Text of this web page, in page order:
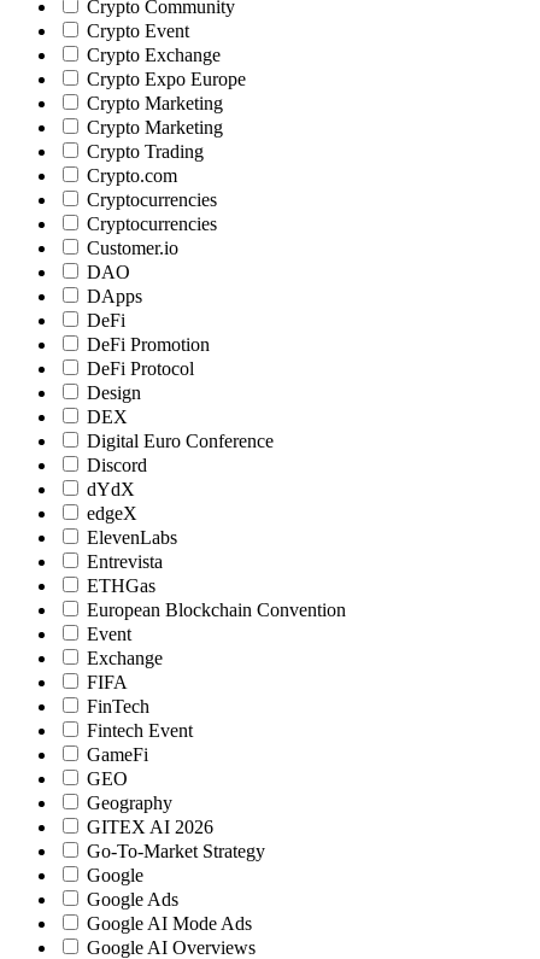
Crypto Community
Crypto Event
Crypto Exchange
Crypto Expo Europe
Crypto Marketing
Crypto Marketing
Crypto Trading
Crypto.com
Cryptocurrencies
Cryptocurrencies
Customer.io
DAO
DApps
DeFi
DeFi Promotion
DeFi Protocol
Design
DEX
Digital Euro Conference
Discord
dYdX
edgeX
ElevenLabs
Entrevista
ETHGas
European Blockchain Convention
Event
Exchange
FIFA
FinTech
Fintech Event
GameFi
GEO
Geography
GITEX AI 2026
Go-To-Market Strategy
Google
Google Ads
Google AI Mode Ads
Google AI Overviews